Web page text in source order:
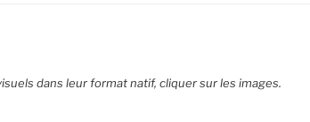
dans leur format natif, cliquer sur les images.